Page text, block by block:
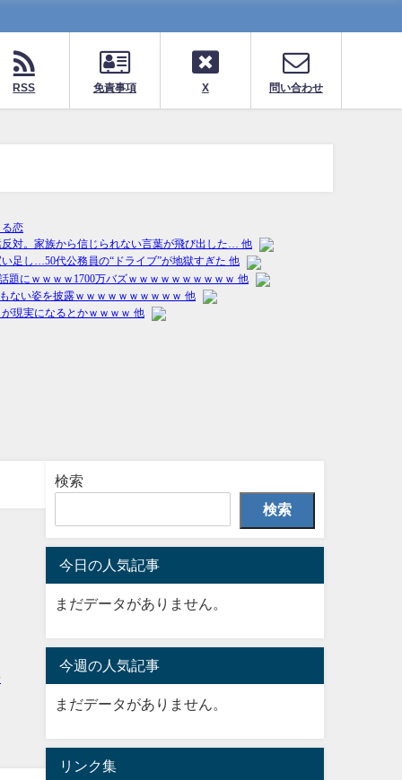
RSS 免責事項 X 問い合わせ
検索
検索
今日の人気記事
まだデータがありません。
今週の人気記事
まだデータがありません。
リンク集